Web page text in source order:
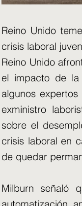
Reino Unido
crisis laboral
Reino Unido
el impacto de
algunos
exministro
sobre el
crisis laboral en
de quedar
Milburn señaló